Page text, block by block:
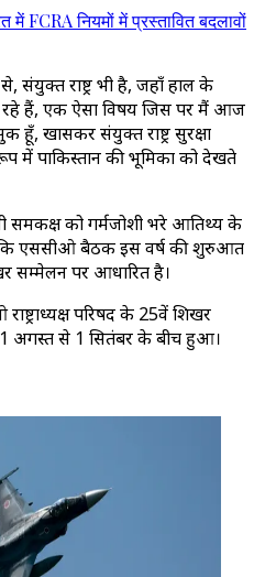
में FCRA नियमों में प्रस्तावित बदलावों
संयुक्त राष्ट्र भी है, जहाँ हाल के
रहे हैं, एक ऐसा विषय जिस पर मैं आज
खासकर संयुक्त राष्ट्र सुरक्षा
में पाकिस्तान की भूमिका को देखते
समकक्ष को गर्मजोशी भरे आतिथ्य के
कि एससीओ बैठक इस वर्ष की शुरुआत
सम्मेलन पर आधारित है।
परिषद के 25वें शिखर
अगस्त से 1 सितंबर के बीच हुआ।